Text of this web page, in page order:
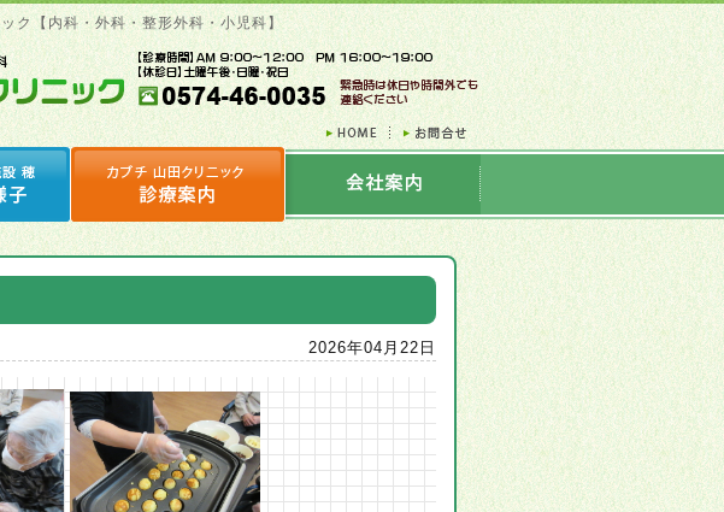
ク【内科・外科・整形外科・小児科】
2026年04月22日